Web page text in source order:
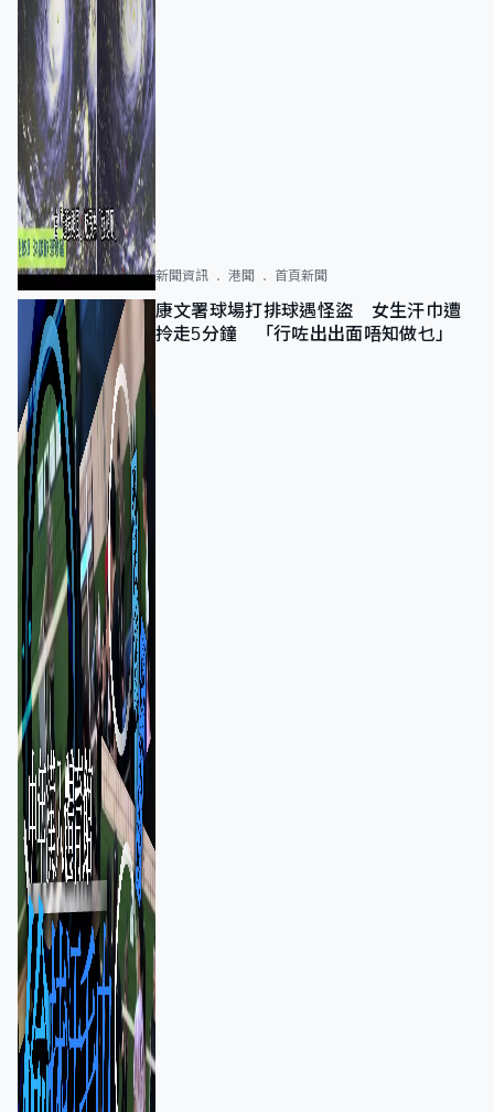
新聞資訊 港聞 首頁新聞
康文署球場打排球遇怪盜 女生汗巾遭
拎走5分鐘 「行咗出出面唔知做乜」